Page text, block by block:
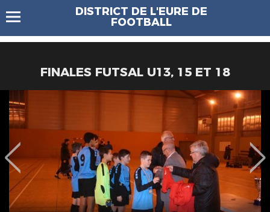
DISTRICT DE L'EURE DE
FOOTBALL
FINALES FUTSAL U13, 15 ET 18